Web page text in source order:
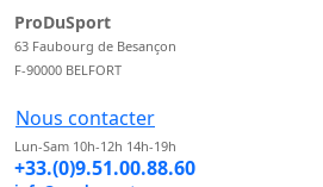
ProDuSport
63 Faubourg de Besançon
F-90000 BELFORT
Nous contacter
Lun-Sam 10h-12h 14h-19h
+33.(0)9.51.00.88.60